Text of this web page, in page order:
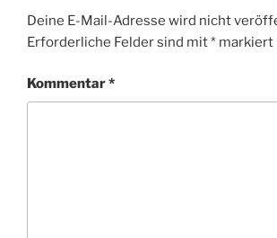
Deine E-Mail-Adresse wird nicht
Erforderliche Felder sind mit* markiert
Kommentar*